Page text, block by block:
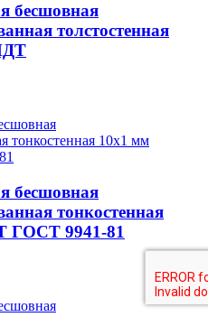
бесшовная
толстостенная
бесшовная
тонкостенная
ГОСТ 9941-81